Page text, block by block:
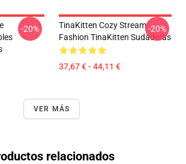
-20%
TinaKitten Cozy Stream
Fashion TinaKitten Sudaderas
37,67 € - 44,11 €
-20%
VER MÁS
relacionados